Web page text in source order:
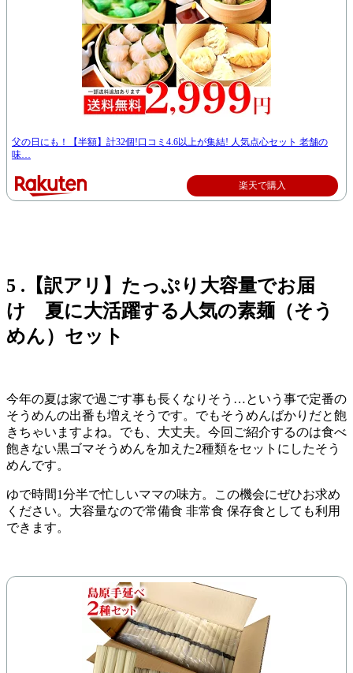
父の日にも！【半額】計32個!口コミ4.6以上が集結! 人気点心セット 老舗の
味…
楽天で購入
5 .【訳アリ】たっぷり大容量でお届
け 夏に大活躍する人気の素麺（そう
めん）セット
今年の夏は家で過ごす事も長くなりそう…という事で定番の
そうめんの出番も増えそうです。でもそうめんばかりだと飽
きちゃいますよね。でも、大丈夫。今回ご紹介するのは食べ
飽きない黒ゴマそうめんを加えた2種類をセットにしたそう
めんです。
ゆで時間1分半で忙しいママの味方。この機会にぜひお求め
ください。大容量なので常備食 非常食 保存食としても利用
できます。